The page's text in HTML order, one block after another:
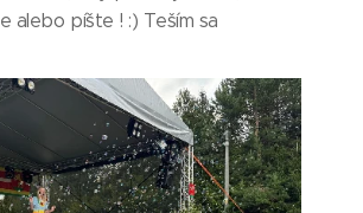
alebo píšte ! :) Teším sa